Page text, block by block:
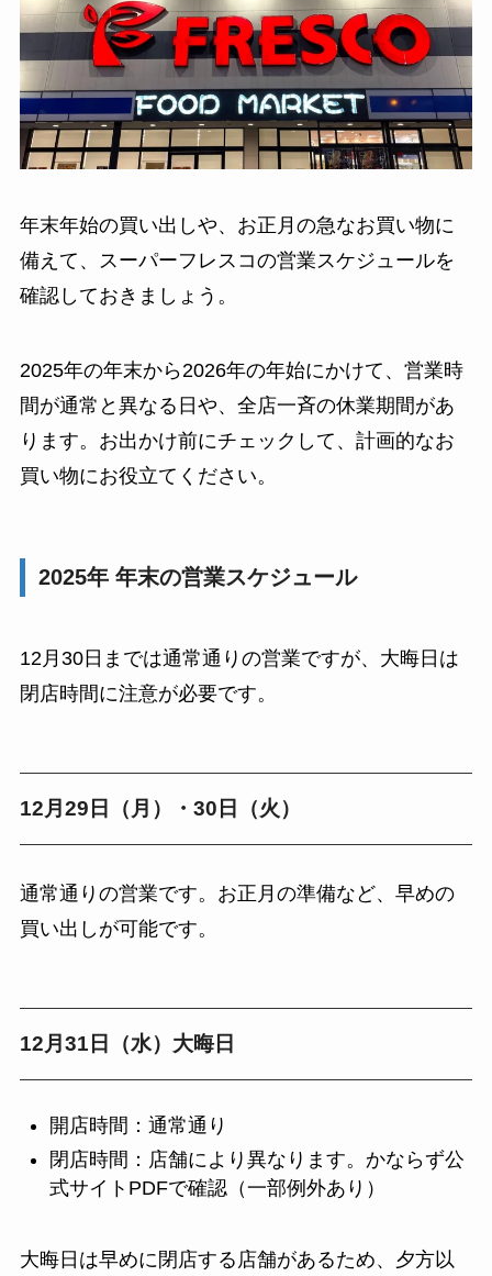
年末年始の買い出しや、お正月の急なお買い物に
備えて、スーパーフレスコの営業スケジュールを
確認しておきましょう。
2025年の年末から2026年の年始にかけて、営業時
間が通常と異なる日や、全店一斉の休業期間があ
ります。お出かけ前にチェックして、計画的なお
買い物にお役立てください。
2025年 年末の営業スケジュール
12月30日までは通常通りの営業ですが、大晦日は
閉店時間に注意が必要です。
12月29日（月）・30日（火）
通常通りの営業です。お正月の準備など、早めの
買い出しが可能です。
12月31日（水）大晦日
開店時間：通常通り
閉店時間：店舗により異なります。かならず公
式サイトPDFで確認（一部例外あり）
大晦日は早めに閉店する店舗があるため、夕方以